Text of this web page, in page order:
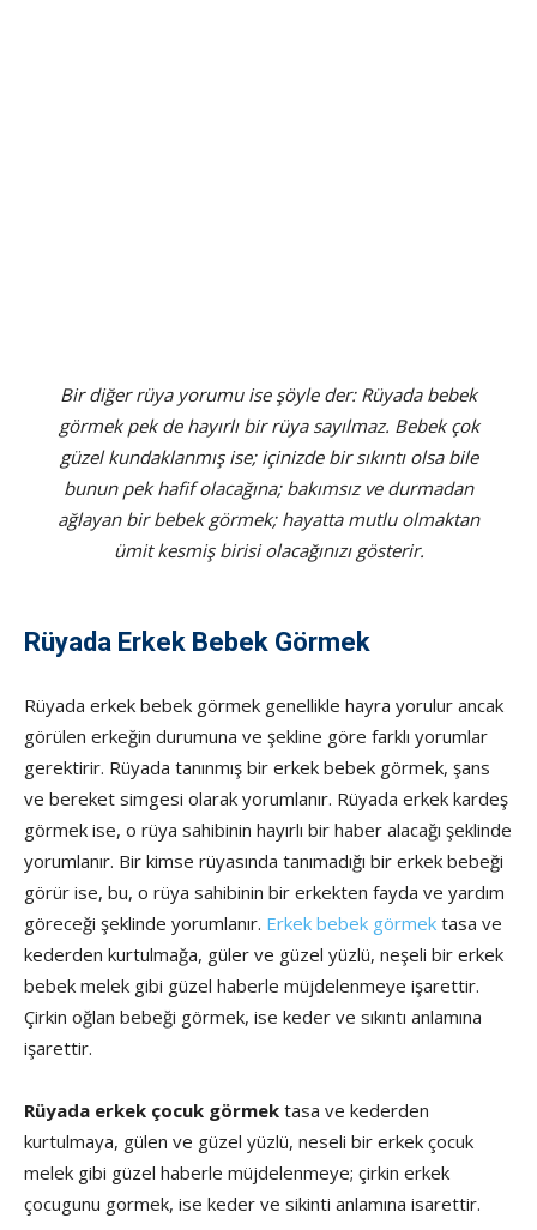
Bir diğer rüya yorumu ise şöyle der: Rüyada bebek
görmek pek de hayırlı bir rüya sayılmaz. Bebek çok
güzel kundaklanmış ise; içinizde bir sıkıntı olsa bile
bunun pek hafif olacağına; bakımsız ve durmadan
ağlayan bir bebek görmek; hayatta mutlu olmaktan
ümit kesmiş birisi olacağınızı gösterir.
Rüyada Erkek Bebek Görmek
Rüyada erkek bebek görmek genellikle hayra yorulur ancak
görülen erkeğin durumuna ve şekline göre farklı yo­rumlar
gerektirir. Rüyada tanınmış bir erkek bebek görmek, şans
ve bereket simgesi olarak yorumlanır. Rüyada erkek kardeş
görmek ise, o rüya sahibinin hayırlı bir haber alacağı şeklinde
yorumlanır. Bir kimse rüyasında tanımadığı bir erkek bebeği
görür ise, bu, o rüya sahibinin bir erkekten fayda ve yardım
göreceği şeklin­de yorumlanır. Erkek bebek görmek tasa ve
kederden kurtulmağa, güler ve güzel yüzlü, neşeli bir erkek
bebek melek gibi güzel haberle müjdelenmeye işarettir.
Çirkin oğlan bebeği görmek, ise keder ve sıkıntı anlamına
işa­rettir.
Rüyada erkek çocuk görmek tasa ve kederden
kurtulmaya, gülen ve güzel yüzlü, neseli bir erkek çocuk
melek gibi güzel haberle müjdelenmeye; çirkin erkek
çocugunu gormek, ise keder ve sikinti anlamına isarettir.